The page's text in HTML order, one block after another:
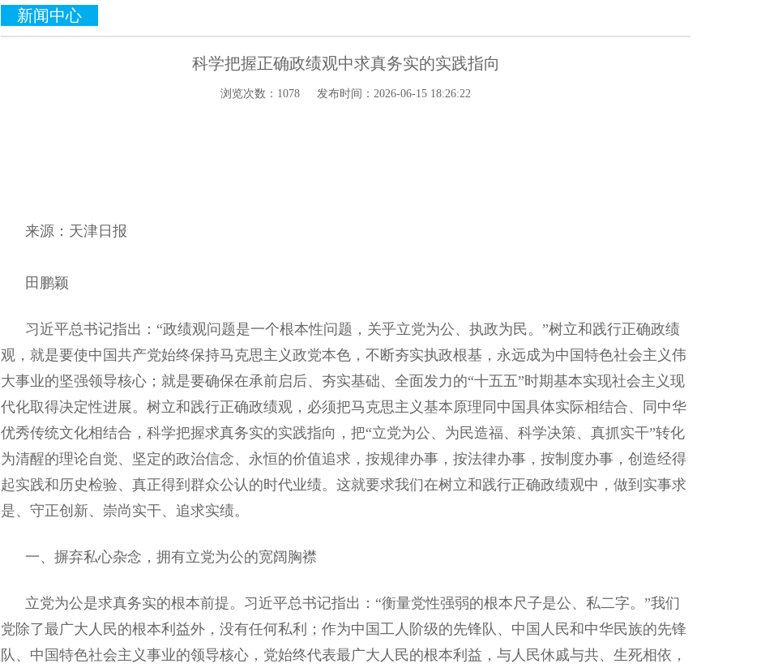
新闻中心
科学把握正确政绩观中求真务实的实践指向
浏览次数：1078 发布时间：2026-06-15 18:26:22
来源：天津日报
田鹏颖
习近平总书记指出：“政绩观问题是一个根本性问题，关乎立党为公、执政为民。”树立和践行正确政绩
观，就是要使中国共产党始终保持马克思主义政党本色，不断夯实执政根基，永远成为中国特色社会主义伟
大事业的坚强领导核心；就是要确保在承前启后、夯实基础、全面发力的“十五五”时期基本实现社会主义现
代化取得决定性进展。树立和践行正确政绩观，必须把马克思主义基本原理同中国具体实际相结合、同中华
优秀传统文化相结合，科学把握求真务实的实践指向，把“立党为公、为民造福、科学决策、真抓实干”转化
为清醒的理论自觉、坚定的政治信念、永恒的价值追求，按规律办事，按法律办事，按制度办事，创造经得
起实践和历史检验、真正得到群众公认的时代业绩。这就要求我们在树立和践行正确政绩观中，做到实事求
是、守正创新、崇尚实干、追求实绩。
一、摒弃私心杂念，拥有立党为公的宽阔胸襟
立党为公是求真务实的根本前提。习近平总书记指出：“衡量党性强弱的根本尺子是公、私二字。”我们
党除了最广大人民的根本利益外，没有任何私利；作为中国工人阶级的先锋队、中国人民和中华民族的先锋
队、中国特色社会主义事业的领导核心，党始终代表最广大人民的根本利益，与人民休戚与共、生死相依，